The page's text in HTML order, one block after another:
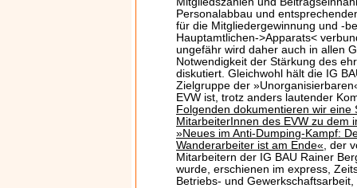
Personalabbau und
für die Mitgliedergewinnung und -
Hauptamtlichen->Apparats<
ungefähr wird daher auch in allen
Notwendigkeit der Stärkung des
diskutiert. Gleichwohl hält die IG
Zielgruppe der
EVW ist, trotz anders lautender
Folgenden dokumentieren wir eine
MitarbeiterInnen des EVW zu dem
»Neues im Anti-Dumping-Kampf:
Wanderarbeiter ist am Ende«, der
Mitarbeitern der IG BAU Rainer
wurde, erschienen im express,
Betriebs- und Gewerkschaftsarbeit,